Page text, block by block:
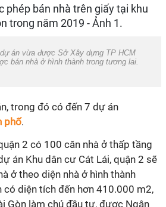
án vừa được Sở Xây dựng TP HCM
bán nhà ở hình thành trong tương lai.
trong đó có đến 7 dự án
phố.
2 có 100 căn nhà ở thấp tầng
án Khu dân cư Cát Lái, quận 2 sẽ
ở theo diện nhà ở hình thành
diện tích đến hơn 410.000 m2,
Gòn làm chủ đầu tư, được Ngân